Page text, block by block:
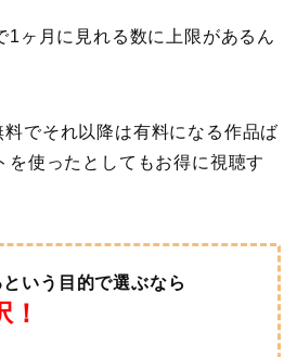
1ヶ月に見れる数に上限があるん
料でそれ以降は有料になる作品ば
を使ったとしてもお得に視聴す
いう目的で選ぶなら